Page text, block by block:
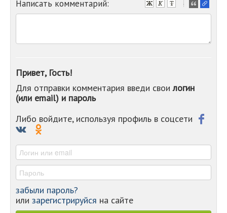
Написать комментарий:
-
-
-
-
-
Привет, Гость!
Для отправки комментария введи своилогин
(или email) и пароль
Либо войдите, используя профиль в соцсети
забыли пароль?
или зарегистрируйся на сайте